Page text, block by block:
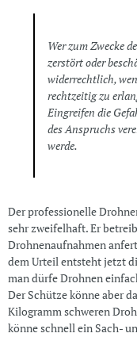
Wer zum Zwecke
zerstört oder
widerrechtlich,
rechtzeitig zu
Eingreifen die
des Anspruchs
werde.
Der professionelle
sehr zweifelhaft. Er
Drohnenaufnahmen
dem Urteil entsteht jetzt
man dürfe Drohnen
Der Schütze könne aber
Kilogramm schweren
könne schnell ein Sach-